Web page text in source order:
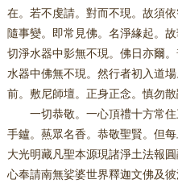
在。若不虔請。對而不現。故須
隨事變。即常見佛。名淨緣起。
切淨水器中影無不現。佛日亦爾
水器中佛無不現。然行者初入道
前。敷尼師壇。正身正念。慎勿
一切恭敬。一心頂禮十方常
手鑪。爇眾名香。恭敬聖賢。但
大光明藏凡聖本源現諸淨土法報
心奉請南無娑婆世界釋迦文佛及